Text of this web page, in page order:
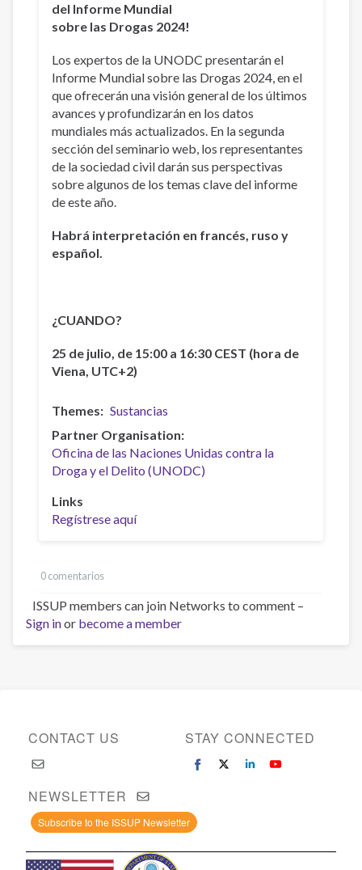
del Informe Mundial
sobre las Drogas 2024!
Los expertos de la UNODC presentarán el
Informe Mundial sobre las Drogas 2024, en el
que ofrecerán una visión general de los últimos
avances y profundizarán en los datos
mundiales más actualizados. En la segunda
sección del seminario web, los representantes
de la sociedad civil darán sus perspectivas
sobre algunos de los temas clave del informe
de este año.
Habrá interpretación en francés, ruso y
español.
¿CUANDO?
25 de julio, de 15:00 a 16:30 CEST (hora de
Viena, UTC+2)
Themes
Sustancias
Partner Organisation
Oficina de las Naciones Unidas contra la
Droga y el Delito (UNODC)
Links
Regístrese aquí
0 comentarios
ISSUP members can join Networks to comment –
Sign inor become a member
CONTACT US STAY CONNECTED
NEWSLETTER
Subscribe to the ISSUP Newsletter